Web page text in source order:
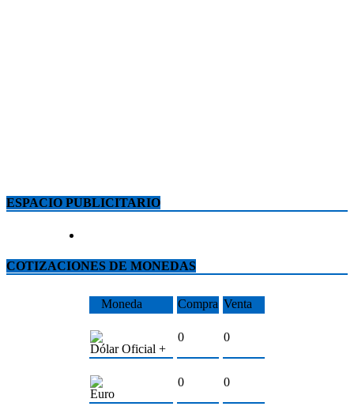
ESPACIO PUBLICITARIO
COTIZACIONES DE MONEDAS
Moneda Compra Venta
Dólar Oficial +
0 0
Euro
0 0